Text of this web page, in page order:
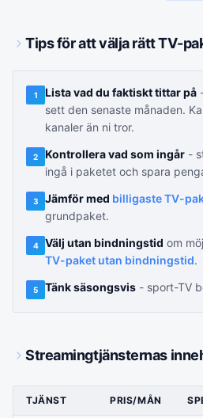
Tips för att välja rätt TV-
1 Lista vad du faktiskt tittar på
sett den senaste månaden.
kanaler än ni tror.
2 Kontrollera vad som ingår -
ingå i paketet och spara
3 Jämför med billigaste TV-
grundpaket.
4 Välj utan bindningstid om
TV-paket utan bindningstid.
5 Tänk säsongsvis - sport-TV
Streamingtjänsternas
TJÄNST PRIS/MÅN